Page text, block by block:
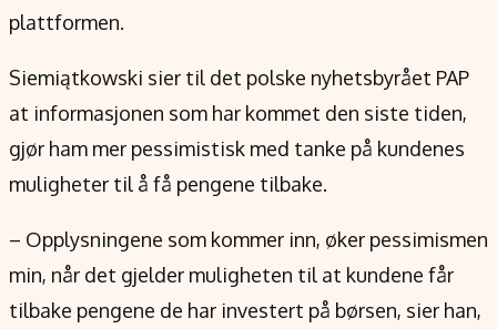
plattformen.
Siemiątkowski sier til det polske nyhetsbyrået PAP
at informasjonen som har kommet den siste tiden,
gjør ham mer pessimistisk med tanke på kundenes
muligheter til å få pengene tilbake.
– Opplysningene som kommer inn, øker pessimismen
min, når det gjelder muligheten til at kundene får
tilbake pengene de har investert på børsen, sier han,